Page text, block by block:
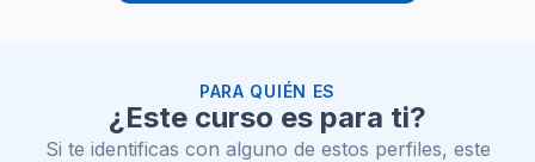
PARA QUIÉN ES
¿Este curso es para ti?
Si te identificas con alguno de estos perfiles, este